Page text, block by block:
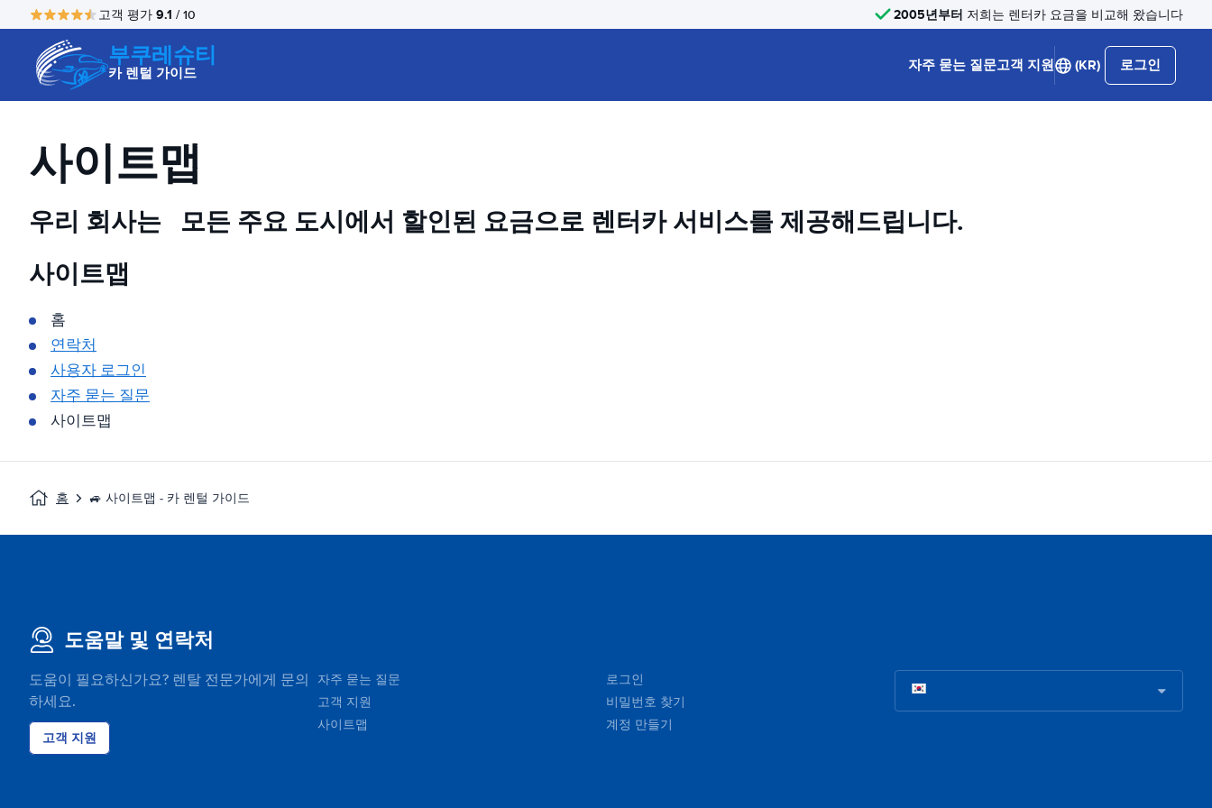
고객 평가 9.1 / 10 2005년부터 저희는 렌터카 요금을 비교해 왔습니다
부쿠레슈티
카 렌털 가이드 자주 묻는 질문고객 지원 (KR) 로그인
사이트맵
우리 회사는
모든 주요 도시에서 할인된 요금으로 렌터카 서비스를 제공해드립니다.
사이트맵
홈
연락처
사용자 로그인
자주 묻는 질문
사이트맵
홈 🚙 사이트맵 - 카 렌털 가이드
도움말 및 연락처
도움이 필요하신가요? 렌탈 전문가에게 문의
하세요.
고객 지원
자주 묻는 질문
고객 지원
사이트맵
로그인
비밀번호 찾기
계정 만들기